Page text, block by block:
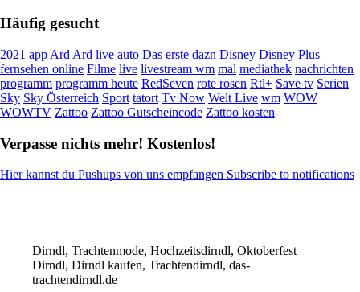
Häufig gesucht
2021 app Ard Ard live auto Das erste dazn Disney Disney Plus
fernsehen online Filme live livestream wm mal mediathek nachrichten
programm programm heute RedSeven rote rosen Rtl+ Save tv Serien
Sky Sky Österreich Sport tatort Tv Now Welt Live wm WOW
WOWTV Zattoo Zattoo Gutscheincode Zattoo kosten
Verpasse nichts mehr! Kostenlos!
Hier kannst du Pushups von uns empfangen Subscribe to notifications
Dirndl, Trachtenmode, Hochzeitsdirndl, Oktoberfest
Dirndl, Dirndl kaufen, Trachtendirndl, das-
trachtendirndl.de